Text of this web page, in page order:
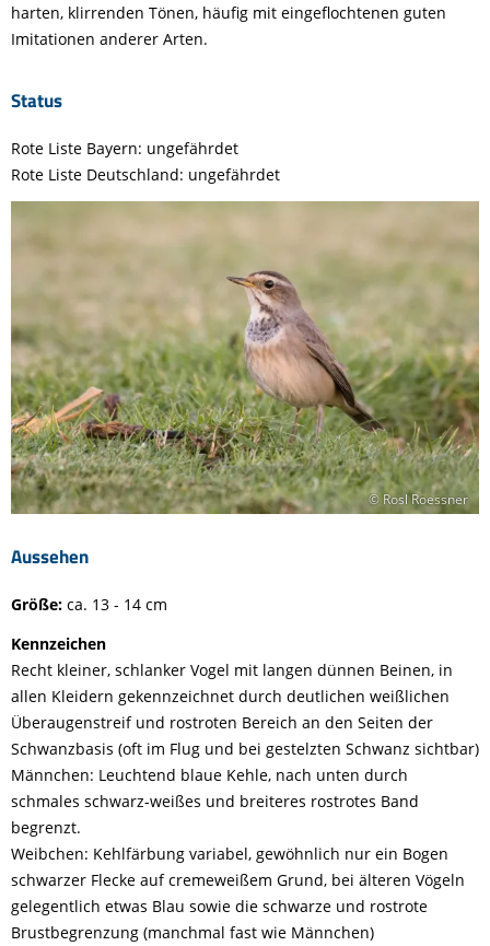
harten, klirrenden Tönen, häufig mit eingeflochtenen guten
Imitationen anderer Arten.
Status
Rote Liste Bayern: ungefährdet
Rote Liste Deutschland: ungefährdet
Aussehen
© Rosl Roessner
Größe: ca. 13 - 14 cm
Kennzeichen
Recht kleiner, schlanker Vogel mit langen dünnen Beinen, in
allen Kleidern gekennzeichnet durch deutlichen weißlichen
Überaugenstreif und rostroten Bereich an den Seiten der
Schwanzbasis (oft im Flug und bei gestelzten Schwanz sichtbar)
Männchen: Leuchtend blaue Kehle, nach unten durch
schmales schwarz-weißes und breiteres rostrotes Band
begrenzt.
Weibchen: Kehlfärbung variabel, gewöhnlich nur ein Bogen
schwarzer Flecke auf cremeweißem Grund, bei älteren Vögeln
gelegentlich etwas Blau sowie die schwarze und rostrote
Brustbegrenzung (manchmal fast wie Männchen)